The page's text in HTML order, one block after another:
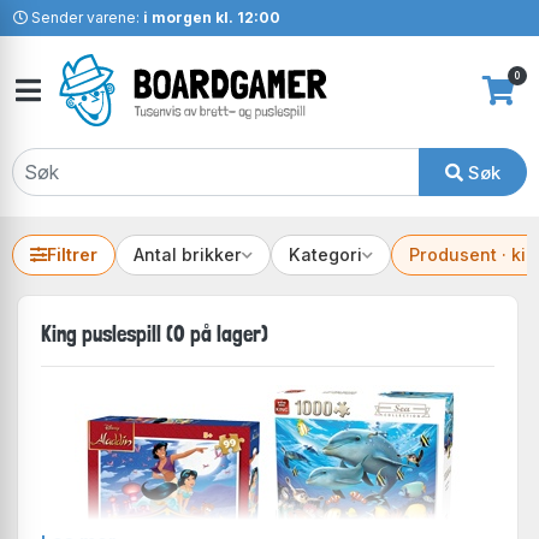
Sender varene: i morgen kl. 12:00
Søk
0
Filtrer Antal brikker Kategori Produsent ·
King puslespill (0 på lager)